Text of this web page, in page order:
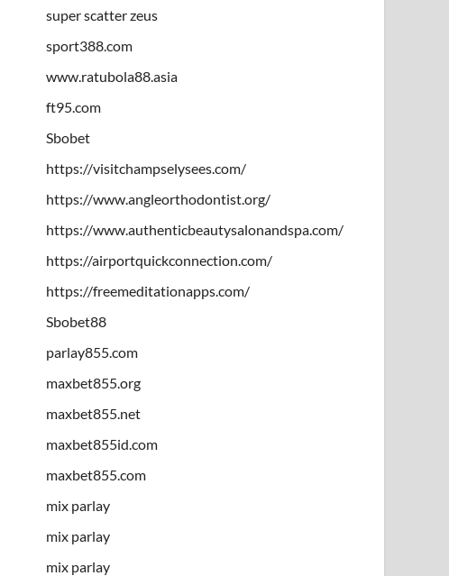
super scatter zeus
sport388.com
www.ratubola88.asia
ft95.com
Sbobet
https://visitchampselysees.com/
https://www.angleorthodontist.org/
https://www.authenticbeautysalonandspa.com/
https://airportquickconnection.com/
https://freemeditationapps.com/
Sbobet88
parlay855.com
maxbet855.org
maxbet855.net
maxbet855id.com
maxbet855.com
mix parlay
mix parlay
mix parlay